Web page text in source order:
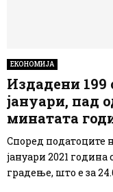
ЕКОНОМИЈА
Издадени 199
јануари, пад
минатата
Според податоците
јануари 2021 година
градење, што е за